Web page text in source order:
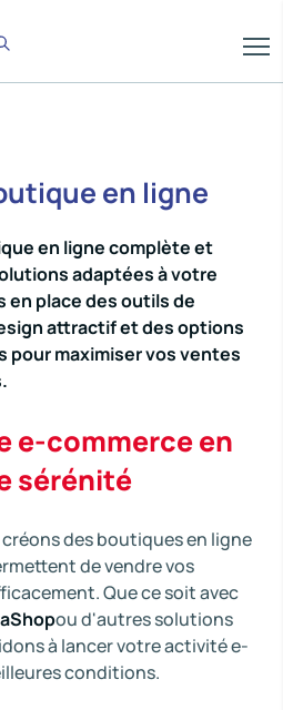
en ligne
en ligne complète et
adaptées à votre
place des outils de
attractif et des options
pour maximiser vos ventes
e-commerce en
sérénité
créons des boutiques en ligne
de vendre vos
Que ce soit avec
ou d'autres solutions
à lancer votre activité e-
conditions.